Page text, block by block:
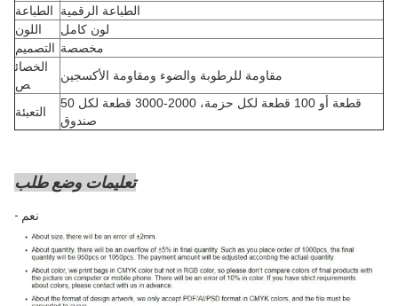
الطباعة
الطباعة الرقمية
اللون
لون كامل
التصميم مخصصة
الخصائ
ص
مقاومة للرطوبة والضوء ومقاومة الأكسجين
التعبئة
50 قطعة أو 100 قطعة لكل حزمة، 2000-3000 قطعة لكل
صندوق
تعليمات وضع طلب
- نعم